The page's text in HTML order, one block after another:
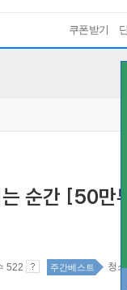
쿠폰받기
순간 [50만
522 주간베스트 청